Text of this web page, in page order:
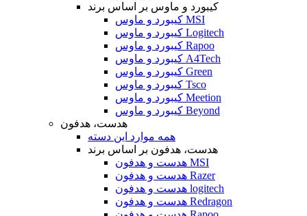
کیبورد و ماوس بر اساس برند
کیبورد و ماوس MSI
کیبورد و ماوس Logitech
کیبورد و ماوس Rapoo
کیبورد و ماوس A4Tech
کیبورد و ماوس Green
کیبورد و ماوس Tsco
کیبورد و ماوس Meetion
کیبورد و ماوس Beyond
هدست، هدفون
همه موارد این دسته
هدست، هدفون بر اساس برند
هدست و هدفون MSI
هدست و هدفون Razer
هدست و هدفون logitech
هدست و هدفون Redragon